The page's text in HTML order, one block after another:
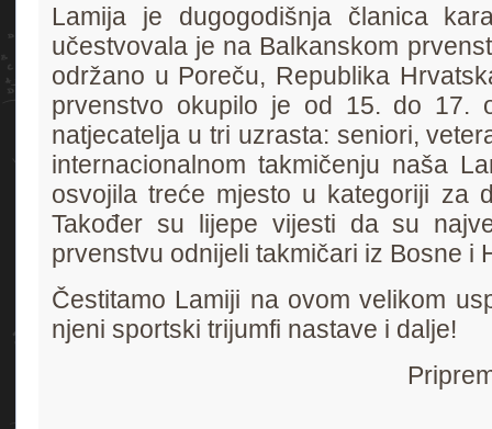
Lamija je dugogodišnja članica
učestvovala je na Balkanskom
održano u Poreču, Republika
prvenstvo okupilo je od 15. do 17.
natjecatelja u tri uzrasta: seniori,
internacionalnom takmičenju naša
osvojila treće mjesto u kategoriji za
Također su lijepe vijesti da su
prvenstvu odnijeli takmičari iz Bosne i
Čestitamo Lamiji na ovom velikom
njeni sportski trijumfi nastave i dalje!